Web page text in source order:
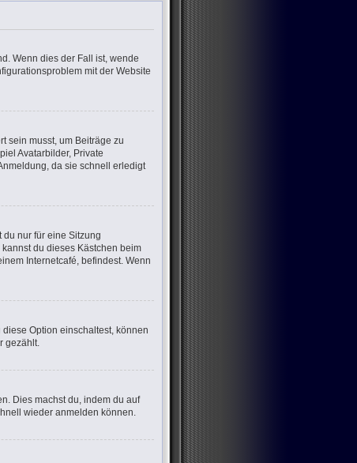
Wenn dies der Fall ist, wende
mit der Website
sein musst, um Beiträge zu
Avatarbilder, Private
da sie schnell erledigt
du nur für eine Sitzung
du dieses Kästchen beim
Internetcafé, befindest. Wenn
Option einschaltest, können
gezählt.
Dies machst du, indem du auf
wieder anmelden können.